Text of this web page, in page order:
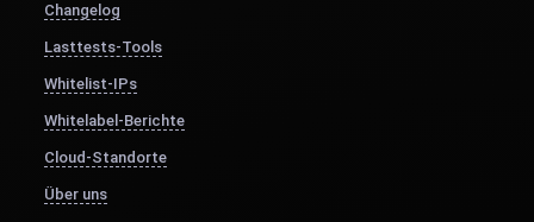
Changelog
Lasttests-Tools
Whitelist-IPs
Whitelabel-Berichte
Cloud-Standorte
Über uns